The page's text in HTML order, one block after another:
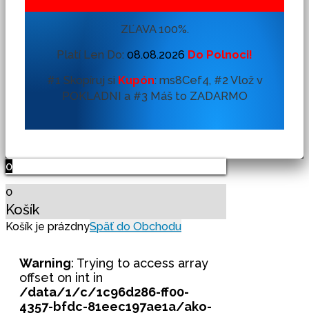
ZĽAVA 100%.
Platí Len Do: 08.08.2026 Do Polnoci!
#1 Skopíruj si Kupón: ms8Cef4, #2 Vlož v
POKLADNI a #3 Máš to ZADARMO
0
0
Košík
Košík je prázdnySpäť do Obchodu
Warning: Trying to access array
offset on int in
/data/1/c/1c96d286-ff00-
4357-bfdc-81eec197ae1a/ako-